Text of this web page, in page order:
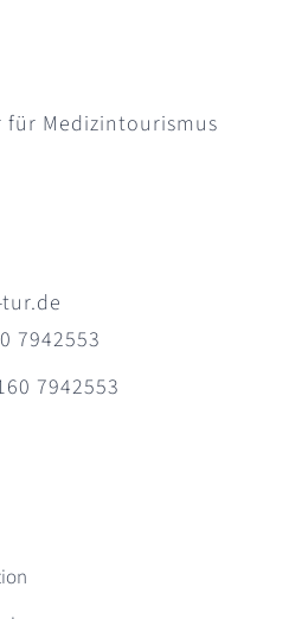
für Medizintourismus
7942553
7942553